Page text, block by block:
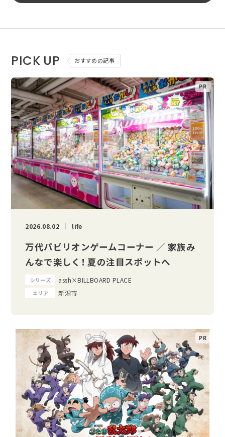
PICK UP おすすめの記事
2026.08.02 life
万代パビリオンゲームコーナー ／ 家族み
んなで楽しく！ 夏の注目スポットへ
シリーズ assh×BILLBOARD PLACE
エリア 新潟市